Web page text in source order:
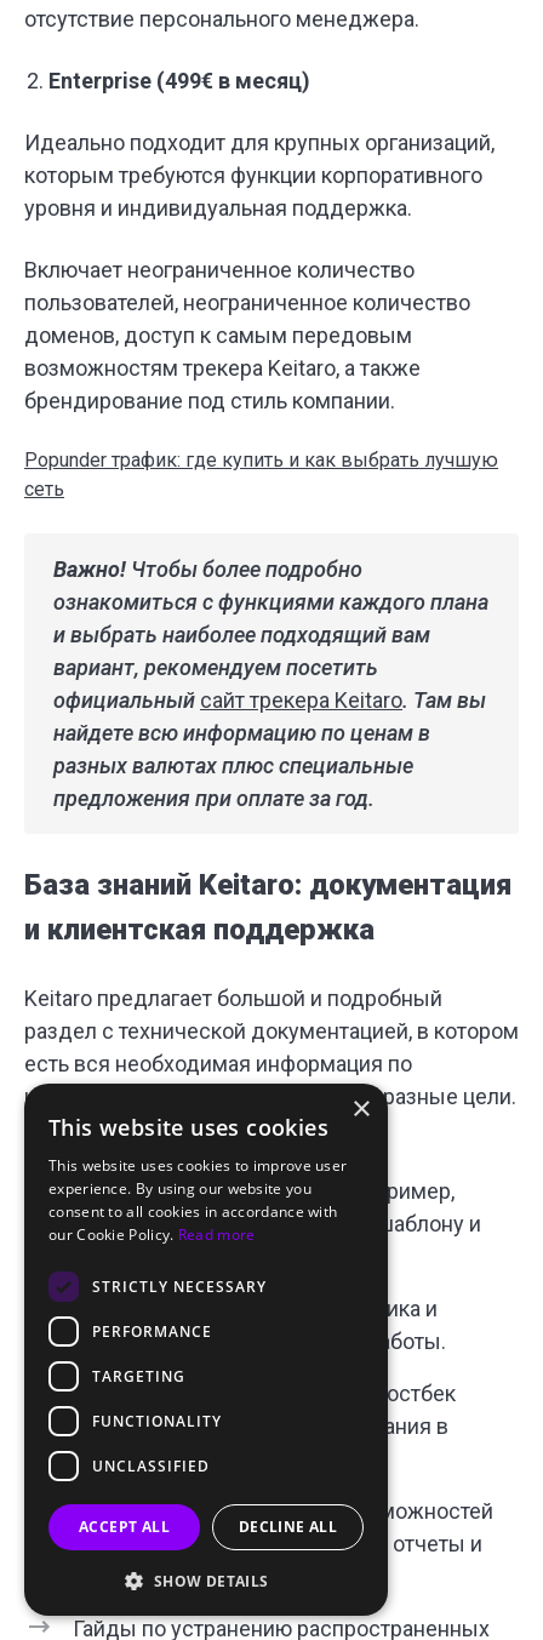
отсутствие персонального менеджера.
Enterprise (499€ в месяц)
Идеально подходит для крупных организаций,
которым требуются функции корпоративного
уровня и индивидуальная поддержка.
Включает неограниченное количество
пользователей, неограниченное количество
доменов, доступ к самым передовым
возможностям трекера Keitaro, а также
брендирование под стиль компании.
Popunder трафик: где купить и как выбрать лучшую
сеть
Важно! Чтобы более подробно
ознакомиться с функциями каждого плана
и выбрать наиболее подходящий вам
вариант, рекомендуем посетить
официальный сайт трекера Keitaro. Там вы
найдете всю информацию по ценам в
разных валютах плюс специальные
предложения при оплате за год.
База знаний Keitaro: документация
и клиентская поддержка
Keitaro предлагает большой и подробный
раздел с технической документацией, в котором
есть вся необходимая информация по
интеграции и настройке Keitaro под разные цели.
Там вы найдете:
Руководства по установке (например,
автоматическая установка по шаблону и
Требования к источникам трафика и
серверу для бесперебойной работы.
Инструкции по подключению постбек
трекинга и макросов отслеживания в
рекламных сетях.
Описания всех доступных возможностей
(скрипты, фильтры, редиректы, отчеты и
Гайды по устранению распространенных
×
This website uses cookies
This website uses cookies to improve user
experience. By using our website you
consent to all cookies in accordance with
our Cookie Policy. Read more
STRICTLY NECESSARY
PERFORMANCE
TARGETING
FUNCTIONALITY
UNCLASSIFIED
ACCEPT ALL DECLINE ALL
SHOW DETAILS